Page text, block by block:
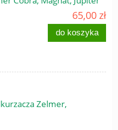
65,00 zł
do koszyka
Zelmer,